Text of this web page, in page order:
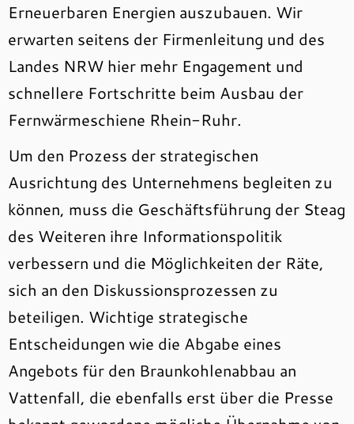
Erneuerbaren Energien auszubauen. Wir
erwarten seitens der Firmenleitung und des
Landes NRW hier mehr Engagement und
schnellere Fortschritte beim Ausbau der
Fernwärmeschiene Rhein-Ruhr.
Um den Prozess der strategischen
Ausrichtung des Unternehmens begleiten zu
können, muss die Geschäftsführung der Steag
des Weiteren ihre Informationspolitik
verbessern und die Möglichkeiten der Räte,
sich an den Diskussionsprozessen zu
beteiligen. Wichtige strategische
Entscheidungen wie die Abgabe eines
Angebots für den Braunkohlenabbau an
Vattenfall, die ebenfalls erst über die Presse